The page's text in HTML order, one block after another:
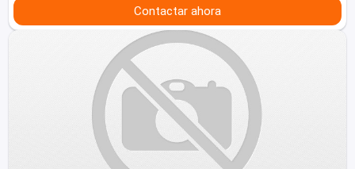
Contactar ahora